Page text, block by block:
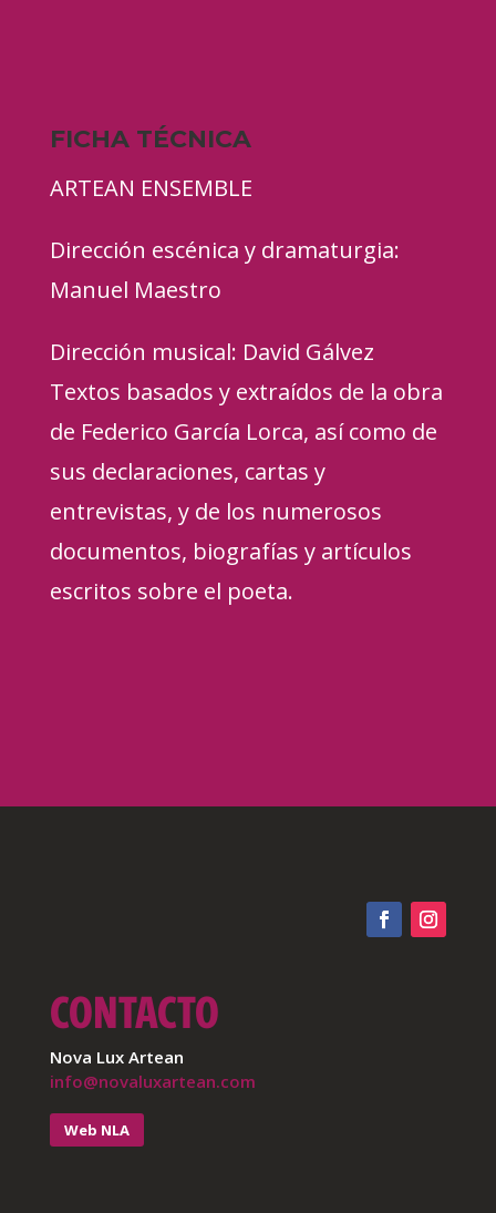
FICHA TÉCNICA
ARTEAN ENSEMBLE
Dirección escénica y dramaturgia:
Manuel Maestro
Dirección musical: David Gálvez
Textos basados y extraídos de la obra
de Federico García Lorca, así como de
sus declaraciones, cartas y
entrevistas, y de los numerosos
documentos, biografías y artículos
escritos sobre el poeta.
CONTACTO
Nova Lux Artean
info@novaluxartean.com
Web NLA